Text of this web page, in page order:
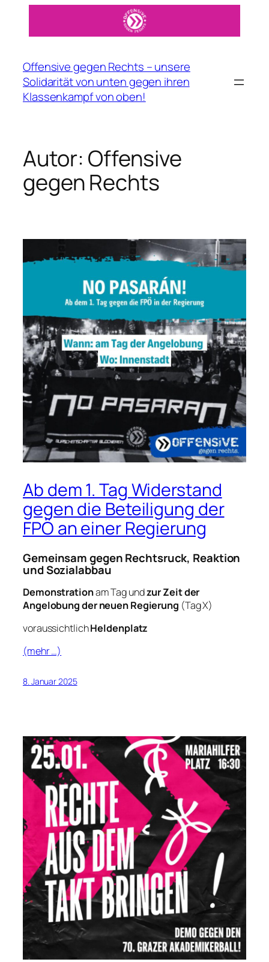
springen
Offensive gegen Rechts – unsere
Solidarität von unten gegen ihren
Klassenkampf von oben!
Autor: Offensive
gegen Rechts
Ab dem 1. Tag Widerstand
gegen die Beteiligung der
FPÖ an einer Regierung
Gemeinsam gegen Rechtsruck, Reaktion
und Sozialabbau
Demonstrationam Tag undzur Zeit der
Angelobung der neuen Regierung (Tag X)
voraussichtlichHeldenplatz
(mehr …)
8. Januar 2025